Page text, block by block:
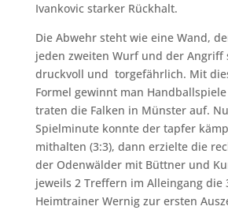
Ivankovic starker Rückhalt.
Die Abwehr steht wie eine Wand,
jeden zweiten Wurf und der Angriff
druckvoll und torgefährlich. Mit
Formel gewinnt man
traten die Falken in Münster auf.
Spielminute konnte der tapfer
mithalten (3:3), dann erzielte die
der Odenwälder mit Büttner und
jeweils 2 Treffern im Alleingang die
Heimtrainer Wernig zur ersten